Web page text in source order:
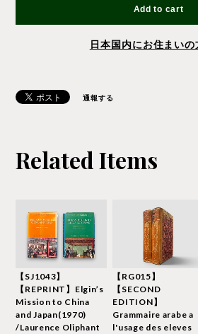
Add to cart
日本国内にお住まいの
通報する
Related Items
【SJ1043】
【REPRINT】Elgin’s
Mission to China
and Japan(1970)
/Laurence Oliphant
【RG015】
【SECOND
EDITION】
Grammaire arabe a
l'usage des eleves